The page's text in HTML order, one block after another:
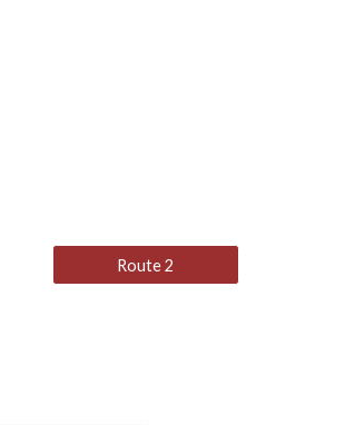
Route 2